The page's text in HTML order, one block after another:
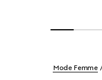
Mode Femme